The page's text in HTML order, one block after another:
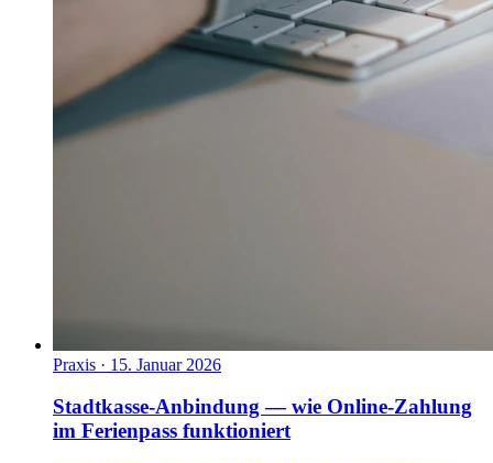
Praxis · 15. Januar 2026
Stadtkasse-Anbindung — wie Online-Zahlung
im Ferienpass funktioniert